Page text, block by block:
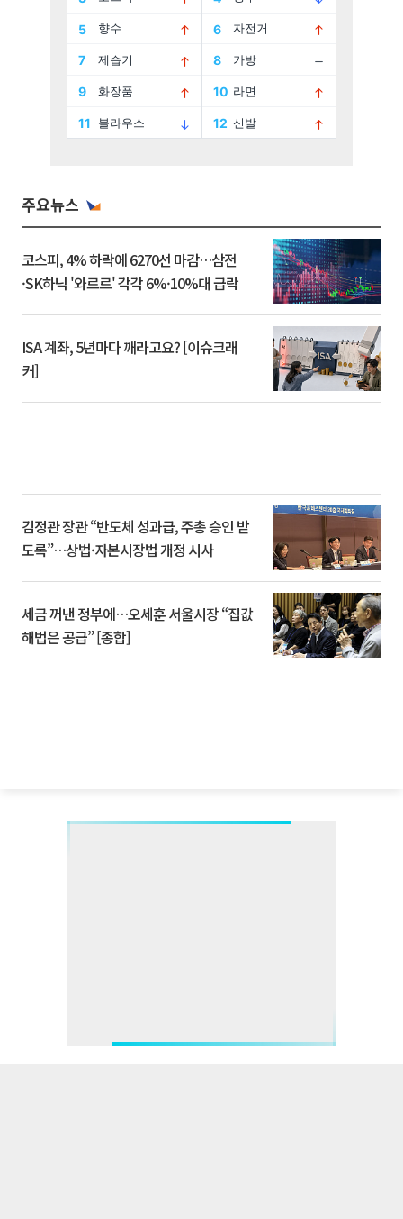
주요뉴스
코스피, 4% 하락에 6270선 마감…삼전
·SK하닉 '와르르' 각각 6%·10%대 급락
ISA 계좌, 5년마다 깨라고요? [이슈크래
커]
김정관 장관 “반도체 성과급, 주총 승인 받
도록”…상법·자본시장법 개정 시사
세금 꺼낸 정부에…오세훈 서울시장 “집값
해법은 공급” [종합]